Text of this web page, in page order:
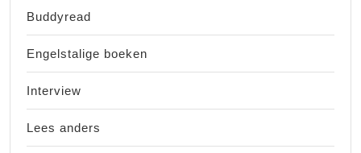
Buddyread
Engelstalige boeken
Interview
Lees anders